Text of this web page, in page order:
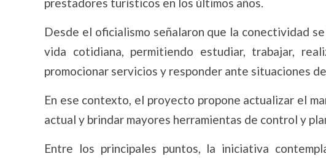
Desde el oficialismo señalaron que la conectividad
vida cotidiana, permitiendo estudiar, trabajar,
promocionar servicios y responder ante situaciones
En ese contexto, el proyecto propone actualizar el
actual y brindar mayores herramientas de control y
Entre los principales puntos, la iniciativa